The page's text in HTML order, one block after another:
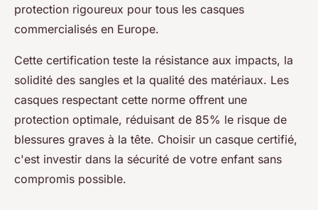
protection rigoureux pour tous les casques
commercialisés en Europe.
Cette certification teste la résistance aux impacts, la
solidité des sangles et la qualité des matériaux. Les
casques respectant cette norme offrent une
protection optimale, réduisant de 85% le risque de
blessures graves à la tête. Choisir un casque certifié,
c'est investir dans la sécurité de votre enfant sans
compromis possible.